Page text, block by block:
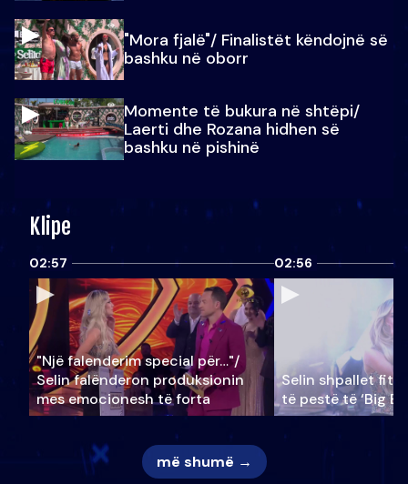
"Mora fjalë"/ Finalistët këndojnë së
bashku në oborr
Momente të bukura në shtëpi/
Laerti dhe Rozana hidhen së
bashku në pishinë
Klipe
02:57
"Një falenderim special për…"/
Selin falënderon produksionin
mes emocionesh të forta
02:56
Selin shpallet
të pestë të ‘Big
më shumë →